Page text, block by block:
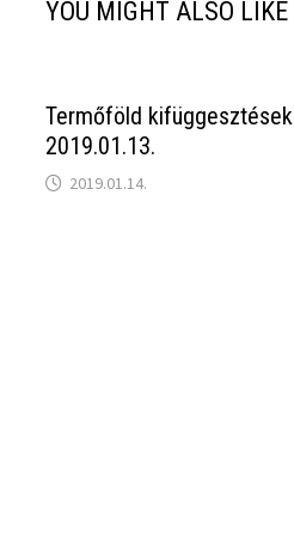
YOU MIGHT ALSO LIKE
Termőföld kifüggesztések
2019.01.13.
2019.01.14.